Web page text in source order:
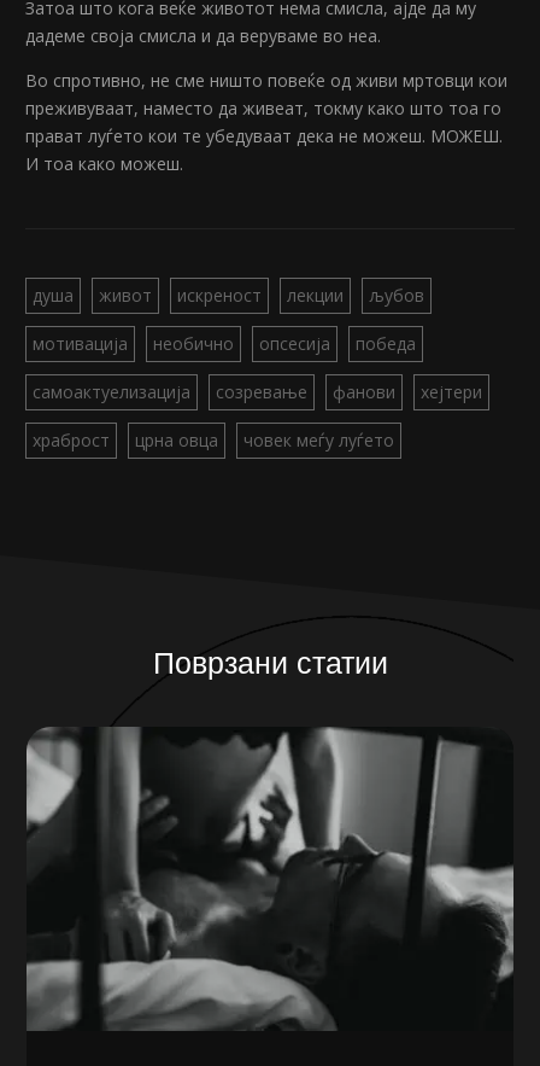
Затоа што кога веќе животот нема смисла, ајде да му
дадеме своја смисла и да веруваме во неа.
Во спротивно, не сме ништо повеќе од живи мртовци кои
преживуваат, наместо да живеат, токму како што тоа го
прават луѓето кои те убедуваат дека не можеш. МОЖЕШ.
И тоа како можеш.
душа живот искреност лекции љубов
мотивација необично опсесија победа
самоактуелизација созревање фанови хејтери
храброст црна овца човек меѓу луѓето
Поврзани статии